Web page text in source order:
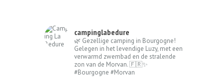
campinglabedure
🌿 Gezellige camping in Bourgogne!
Gelegen in het levendige Luzy, met een
verwarmd zwembad en de stralende
zon van de Morvan. 🇫🇷✨
#Bourgogne #Morvan